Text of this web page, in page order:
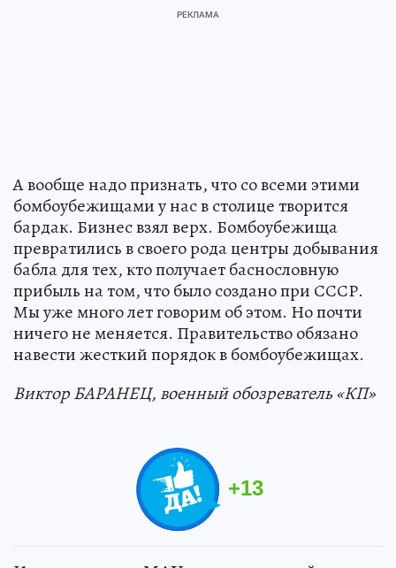
А вообще надо признать, что со всеми этими
бомбоубежищами у нас в столице творится
бардак. Бизнес взял верх. Бомбоубежища
превратились в своего рода центры добывания
бабла для тех, кто получает баснословную
прибыль на том, что было создано при СССР.
Мы уже много лет говорим об этом. Но почти
ничего не меняется. Правительство обязано
навести жесткий порядок в бомбоубежищах.
Виктор БАРАНЕЦ, военный обозреватель «КП»
+13